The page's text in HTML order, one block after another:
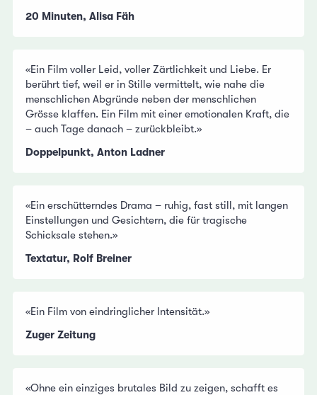
20 Minuten, Alisa Fäh
«Ein Film voller Leid, voller Zärtlichkeit und Liebe. Er
berührt tief, weil er in Stille vermittelt, wie nahe die
menschlichen Abgründe neben der menschlichen
Grösse klaffen. Ein Film mit einer emotionalen Kraft, die
– auch Tage danach – zurückbleibt.»
Doppelpunkt, Anton Ladner
«Ein erschütterndes Drama – ruhig, fast still, mit langen
Einstellungen und Gesichtern, die für tragische
Schicksale stehen.»
Textatur, Rolf Breiner
«Ein Film von eindringlicher Intensität.»
Zuger Zeitung
«Ohne ein einziges brutales Bild zu zeigen, schafft es